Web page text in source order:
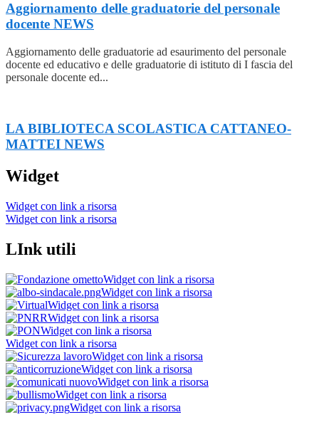
Aggiornamento delle graduatorie del personale
docente NEWS
Aggiornamento delle graduatorie ad esaurimento del personale
docente ed educativo e delle graduatorie di istituto di I fascia del
personale docente ed...
LA BIBLIOTECA SCOLASTICA CATTANEO-
MATTEI NEWS
Widget
Widget con link a risorsa
Widget con link a risorsa
LInk utili
Widget con link a risorsa
Widget con link a risorsa
Widget con link a risorsa
Widget con link a risorsa
Widget con link a risorsa
Widget con link a risorsa
Widget con link a risorsa
Widget con link a risorsa
Widget con link a risorsa
Widget con link a risorsa
Widget con link a risorsa